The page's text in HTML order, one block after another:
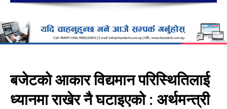
बजेटको आकार विद्यमान परिस्थितिलाई
ध्यानमा राखेर नै घटाइएको : अर्थमन्त्री